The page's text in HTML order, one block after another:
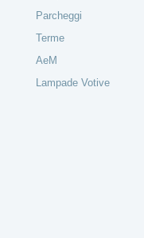
Parcheggi
Terme
AeM
Lampade Votive